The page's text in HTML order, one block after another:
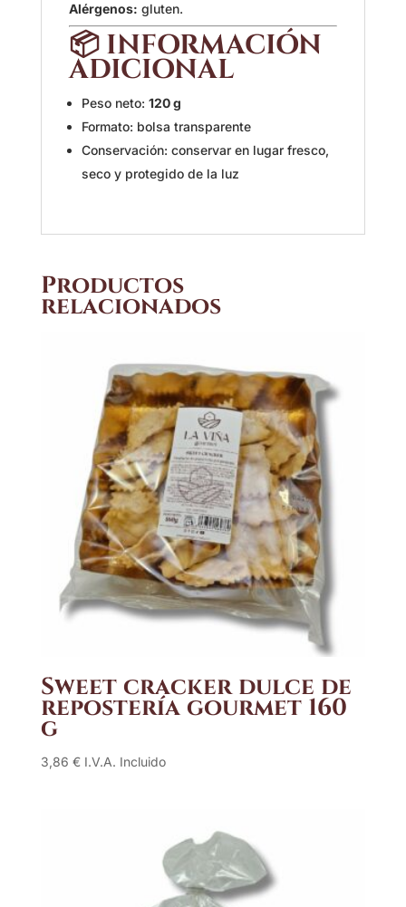
Alérgenos: gluten.
📦 INFORMACIÓN
ADICIONAL
Peso neto: 120 g
Formato: bolsa transparente
Conservación: conservar en lugar fresco,
seco y protegido de la luz
Productos
relacionados
Sweet cracker dulce de
repostería gourmet 160
g
3,86 € I.V.A. Incluido